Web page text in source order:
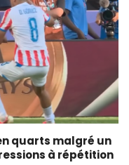
quarts malgré un
à répétition